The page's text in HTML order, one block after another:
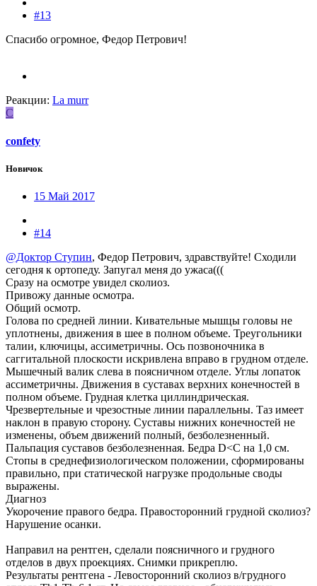
#13
Спасибо огромное, Федор Петрович!
Реакции: La murr
C
confety
Новичок
15 Май 2017
#14
@Доктор Ступин, Федор Петрович, здравствуйте! Сходили
сегодня к ортопеду. Запугал меня до ужаса(((
Сразу на осмотре увидел сколиоз.
Привожу данные осмотра.
Общий осмотр.
Голова по средней линии. Кивательные мышцы головы не
уплотнены, движения в шее в полном объеме. Треугольники
талии, ключицы, ассиметричны. Ось позвоночника в
саггитальной плоскости искривлена вправо в грудном отделе.
Мышечный валик слева в поясничном отделе. Углы лопаток
ассиметричны. Движения в суставах верхних конечностей в
полном объеме. Грудная клетка циллиндрическая.
Чрезвертельные и чрезостные линии параллельны. Таз имеет
наклон в правую сторону. Суставы нижних конечностей не
изменены, объем движений полный, безболезненный.
Пальпация суставов безболезненная. Бедра D<C на 1,0 см.
Стопы в среднефизиологическом положении, сформированы
правильно, при статической нагрузке продольные своды
выражены.
Диагноз
Укорочение правого бедра. Правосторонний грудной сколиоз?
Нарушение осанки.
Направил на рентген, сделали поясничного и грудного
отделов в двух проекциях. Снимки прикреплю.
Результаты рентгена - Левосторонний сколиоз в/грудного